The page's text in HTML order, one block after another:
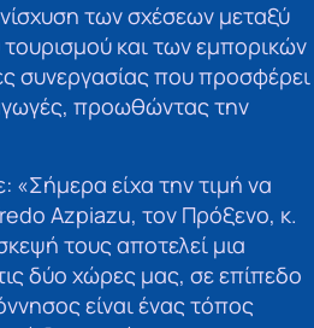
των σχέσεων μεταξύ
και των εμπορικών
συνεργασίας που προσφέρει
προωθώντας την
είχα την τιμή να
Azpiazu, τον Πρόξενο, κ.
τους αποτελεί μια
δύο χώρες μας, σε επίπεδο
είναι ένας τόπος